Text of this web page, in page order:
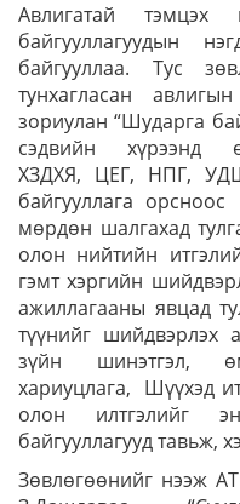
Авлигатай тэмцэх
байгууллагуудын
байгууллаа. Тус
тунхагласан
зориулан “Шударга
сэдвийн хүрээнд
ХЗДХЯ, ЦЕГ, НПГ,
байгууллага
мөрдөн шалгахад
олон нийтийн
гэмт хэргийн
ажиллагааны явцад
түүнийг шийдвэрлэх
зүйн шинэтгэл,
хариуцлага, Шүүхэд
олон илтгэлийг
байгууллагууд тавьж,
Зөвлөгөөнийг нээж